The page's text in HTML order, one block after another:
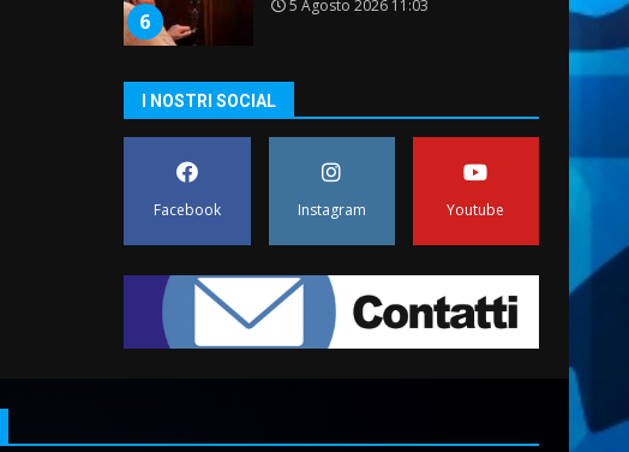
6
5 Agosto 2026 11:03
scrivono al Prefetto: “Noi
cittadini di serie B”
5 Agosto 2026 06:15
straordinarie del Comune di
Fasano
6 Agosto 2026 14:16
I NOSTRI SOCIAL
Facebook Instagram Youtube